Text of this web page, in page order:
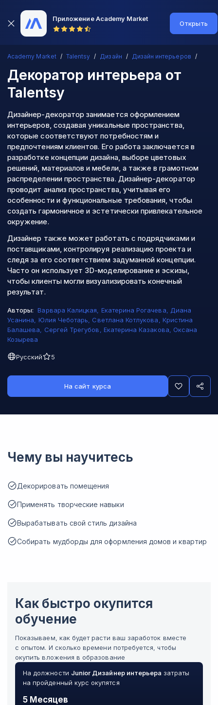
Приложение Academy Market
Открыть
Academy Market Talentsy Дизайн Дизайн интерьеров
Декоратор интерьера от
Talentsy
Дизайнер-декоратор занимается оформлением
интерьеров, создавая уникальные пространства,
которые соответствуют потребностям и
предпочтениям клиентов. Его работа заключается в
разработке концепции дизайна, выборе цветовых
решений, материалов и мебели, а также в грамотном
распределении пространства. Дизайнер-декоратор
проводит анализ пространства, учитывая его
особенности и функциональные требования, чтобы
создать гармоничное и эстетически привлекательное
окружение.
Дизайнер также может работать с подрядчиками и
поставщиками, контролируя реализацию проекта и
следя за его соответствием задуманной концепции.
Часто он использует 3D-моделирование и эскизы,
чтобы клиенты могли визуализировать конечный
результат.
Авторы: Варвара Калицкая Екатерина Рогачева
Диана
Усанина
Юлия Чеботарь Светлана Котлукова
Кристина
Балашева
Сергей Трегубов Екатерина Казакова
Оксана
Козырева
Русский 5
На сайт курса
Чему вы научитесь
Декорировать помещения
Применять творческие навыки
Вырабатывать свой стиль дизайна
Собирать мудборды для оформления домов и квартир
Как быстро окупится
обучение
Показываем, как будет расти ваш заработок вместе
с опытом. И сколько времени потребуется, чтобы
окупить вложения в образование
На должности Junior Дизайнер интерьера затраты
на пройденный курс окупятся
5 Месяцев